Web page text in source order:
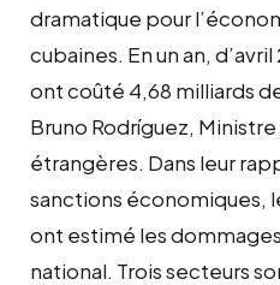
dramatique pour
cubaines. En un an,
ont coûté 4,68 milliards
Bruno Rodríguez,
étrangères. Dans leur
sanctions économiques,
ont estimé les dommages
national. Trois secteurs